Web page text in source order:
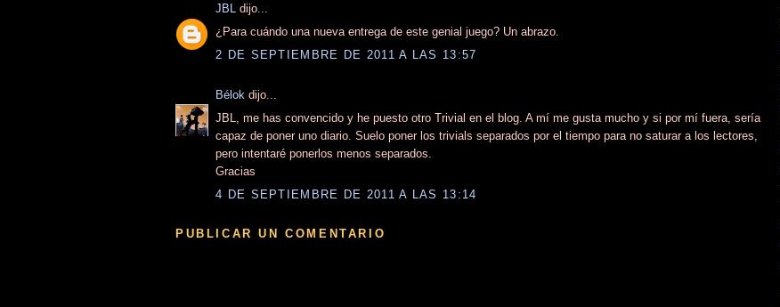
JBL
dijo...
¿Para cuándo una nueva entrega de este genial juego? Un abrazo.
2 DE SEPTIEMBRE DE 2011 A LAS 13:57
Bélok dijo...
JBL, me has convencido y he puesto otro Trivial en el blog. A mí me gusta mucho y si por mí fuera, sería
capaz de poner uno diario. Suelo poner los trivials separados por el tiempo para no saturar a los lectores,
pero intentaré ponerlos menos separados.
Gracias
4 DE SEPTIEMBRE DE 2011 A LAS 13:14
PUBLICAR UN COMENTARIO